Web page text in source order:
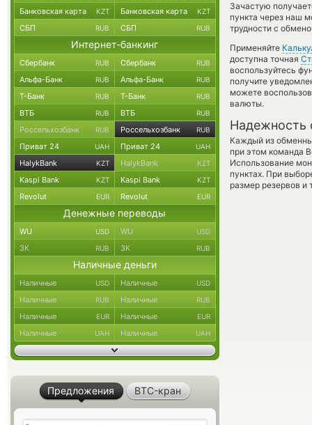
Зачастую
пункта через наш
трудности с
Применяйте
доступна точная
воспользуйтесь
получите
можете
валюты.
Надежность
Каждый из
при этом команда
Использование
пунктах. При
размер резервов и
Банковская карта KZT Банковская карта KZT
СБП RUB СБП RUB
Интернет-банкинг
Сбербанк RUB Сбербанк RUB
Альфа-Банк RUB Альфа-Банк RUB
Т-Банк RUB Т-Банк RUB
ВТБ RUB ВТБ RUB
Россельхозбанк RUB Россельхозбанк RUB
Приват 24 UAH Приват 24 UAH
HalykBank KZT HalykBank KZT
Kaspi Bank KZT Kaspi Bank KZT
Revolut EUR Revolut EUR
Денежные переводы
WU USD WU USD
ЗК RUB ЗК RUB
Наличные деньги
Наличные USD Наличные USD
Наличные RUB Наличные RUB
Наличные EUR Наличные EUR
Наличные UAH Наличные UAH
Предложения BTC-кран